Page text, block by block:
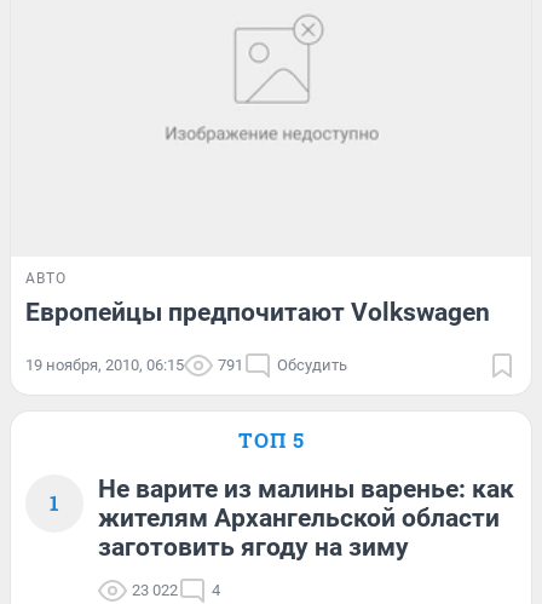
АВТО
Европейцы предпочитают Volkswagen
19 ноября, 2010, 06:15 791 Обсудить
ТОП 5
1
Не варите из малины варенье: как
жителям Архангельской области
заготовить ягоду на зиму
23 022 4